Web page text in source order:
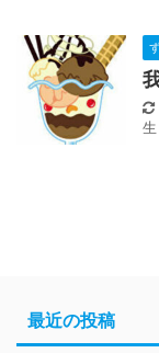
生
最近の投稿